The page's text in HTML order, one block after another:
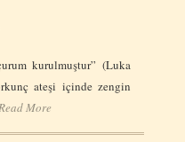
kurulmuştur” (Luka
ateşi içinde zengin
More